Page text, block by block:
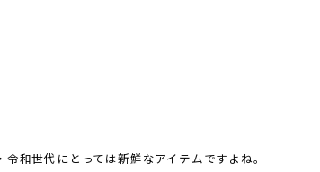
和世代にとっては新鮮なアイテムですよね。